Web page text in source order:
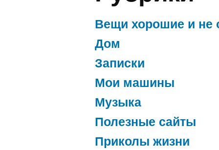
Вещи хорошие и не
Дом
Записки
Мои машины
Музыка
Полезные сайты
Приколы жизни